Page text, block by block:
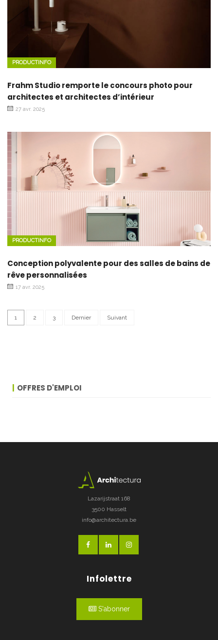
PRODUCTINFO
Frahm Studio remporte le concours photo pour
architectes et architectes d’intérieur
27 avr. 2025
PRODUCTINFO
Conception polyvalente pour des salles de bains de
rêve personnalisées
17 avr. 2025
1 2 3 Dernier Suivant
OFFRES D'EMPLOI
Lazarijstraat 168
3500 Hasselt
info@architectura.be
Infolettre
S'abonner